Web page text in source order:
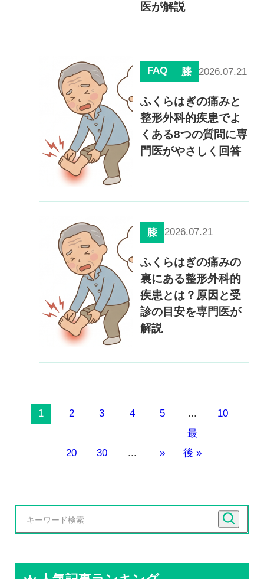
医が解説
FAQ 膝 2026.07.21
ふくらはぎの痛みと
整形外科的疾患でよ
くある8つの質問に専
門医がやさしく回答
膝 2026.07.21
ふくらはぎの痛みの
裏にある整形外科的
疾患とは？原因と受
診の目安を専門医が
解説
1 2 3 4 5 ... 10
20 30 ... »
最
後 »